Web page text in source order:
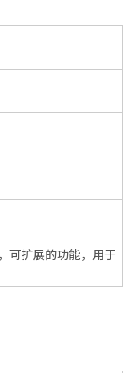
可扩展的功能，用于